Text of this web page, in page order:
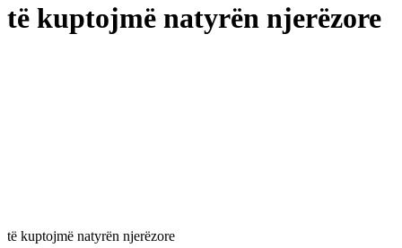
të kuptojmë natyrën njerëzore
të kuptojmë natyrën njerëzore